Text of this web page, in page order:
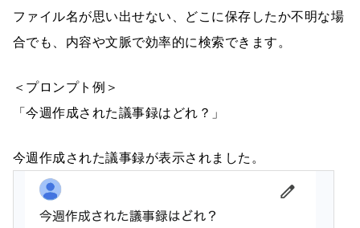
ファイル名が思い出せない、どこに保存したか不明な場
合でも、内容や文脈で効率的に検索できます。
＜プロンプト例＞
「今週作成された議事録はどれ？」
今週作成された議事録が表示されました。